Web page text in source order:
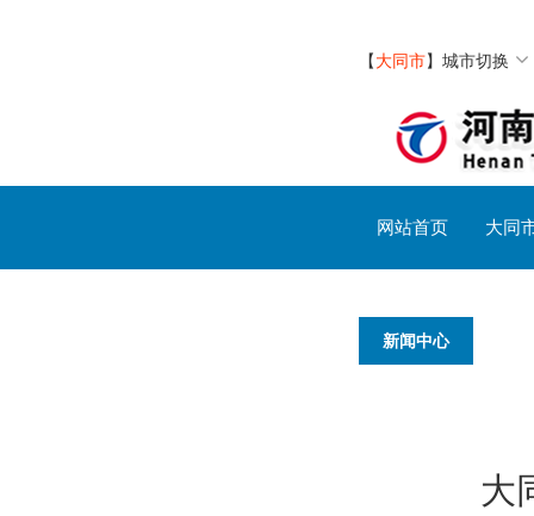
【大同市】 城市切换
网站首页 大同
新闻中心
大